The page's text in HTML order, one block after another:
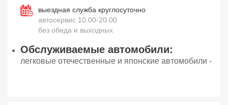
выездная служба круглосуточно
автосервис 10.00-20.00
без обеда и выходных
Обслуживаемые автомобили:
легковые отечественные и японские автомобили -